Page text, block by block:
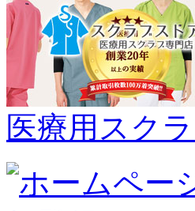
医療用スク